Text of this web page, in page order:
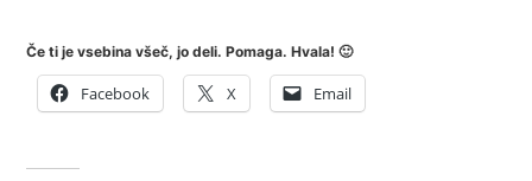
Če ti je vsebina všeč, jo deli. Pomaga. Hvala! 🙂
Facebook X Email